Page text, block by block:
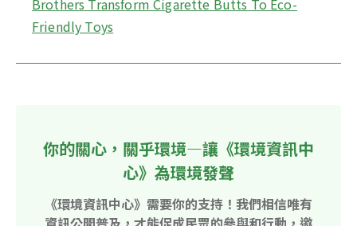
Brothers Transform Cigarette Butts To Eco-
Friendly Toys
你的關心，關乎環境—讓《環境資訊中
心》為環境發聲
《環境資訊中心》需要你的支持！我們相信唯有